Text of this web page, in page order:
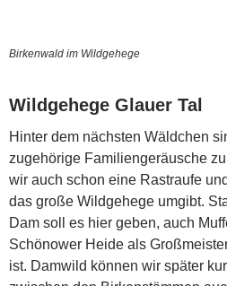
Birkenwald im Wildgehege
Wildgehege Glauer Tal
Hinter dem nächsten Wäldchen
zugehörige Familiengeräusche
wir auch schon eine Rastraufe
das große Wildgehege umgibt.
Dam soll es hier geben, auch
Schönower Heide als
ist. Damwild können wir später